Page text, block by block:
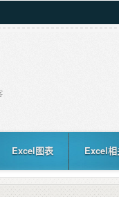
Excel图表 Excel相